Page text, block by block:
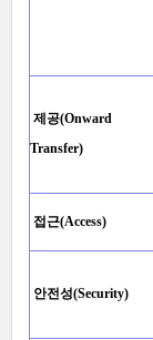
제공(Onward
Transfer)
접근(Access)
안전성(Security)